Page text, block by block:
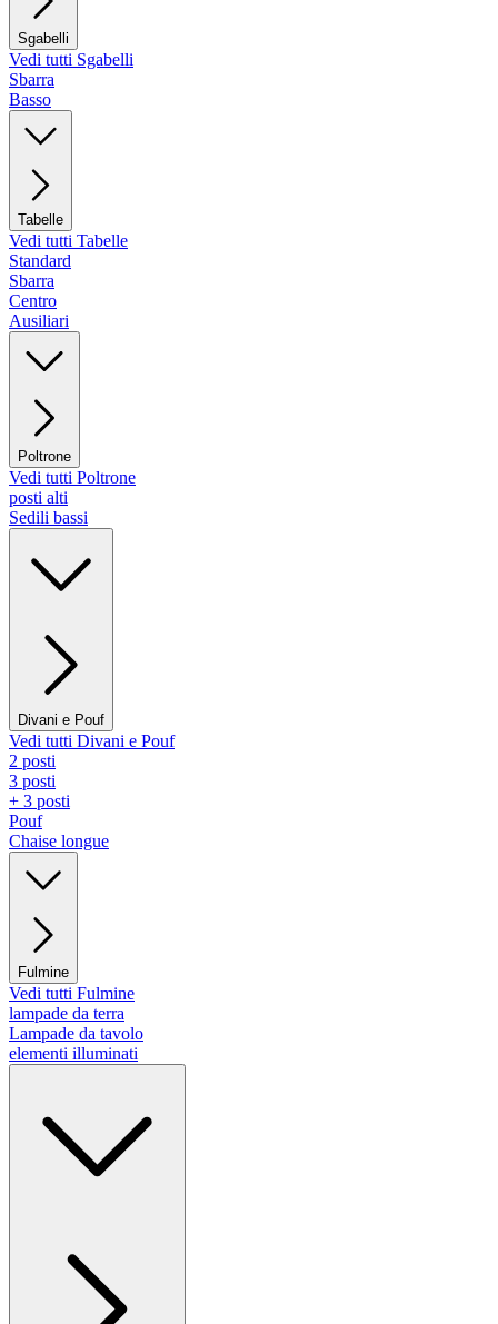
Sgabelli
Vedi tutti Sgabelli
Sbarra
Basso
Tabelle
Vedi tutti Tabelle
Standard
Sbarra
Centro
Ausiliari
Poltrone
Vedi tutti Poltrone
posti alti
Sedili bassi
Divani e Pouf
Vedi tutti Divani e Pouf
2 posti
3 posti
+ 3 posti
Pouf
Chaise longue
Fulmine
Vedi tutti Fulmine
lampade da terra
Lampade da tavolo
elementi illuminati